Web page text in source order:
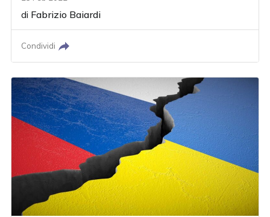
di Fabrizio Baiardi
Condividi